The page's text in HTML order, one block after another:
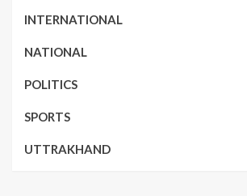
INTERNATIONAL
NATIONAL
POLITICS
SPORTS
UTTRAKHAND